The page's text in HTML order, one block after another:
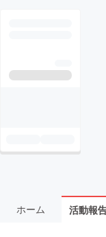
ホーム 活動報